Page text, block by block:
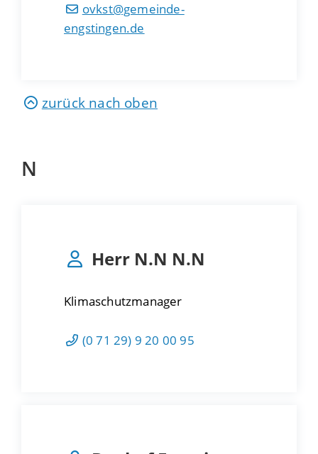
ovkst@gemeinde-
engstingen.de
zurück nach oben
N
Herr N.N N.N
Klimaschutzmanager
(0 71 29) 9 20 00 95